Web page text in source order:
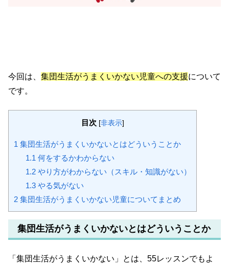
今回は、 集団生活がうまくいかない児童への支援について
です。
目次 [非表示]
1 集団生活がうまくいかないとはどういうことか
1.1 何をするかわからない
1.2やり方がわからない（スキル・知識がない）
1.3やる気がない
2 集団生活がうまくいかない児童についてまとめ
集団生活がうまくいかないとはどういうことか
「集団生活がうまくいかない」とは、55レッスンでもよ